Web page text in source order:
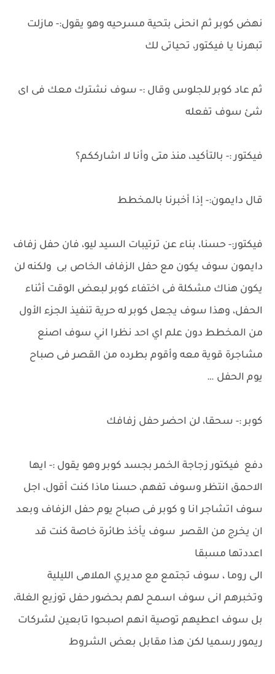
نهض كوبر ثم انحنى بتحية مسرحيه وهو يقول:- مازلت
تبهرنا يا فيكتور، تحياتى لك
ثم عاد كوبر للجلوس وقال :- سوف نشترك معك فى اى
شئ سوف تفعله
فيكتور :- بالتأكيد، منذ متى وأنا لا اشارككم؟
قال دايمون:- إذا أخبرنا بالمخطط
فيكتور:- حسنا، بناء عن ترتيبات السيد ليو، فان حفل زفاف
دايمون سوف يكون مع حفل الزفاف الخاص بى ولكنه لن
يكون هناك مشكلة فى اختفاء كوبر لبعض الوقت أثناء
الحفل، وهذا سوف يجعل كوبر له حرية تنفيذ الجزء الأول
من المخطط دون علم اي احد نظرا اني سوف اصنع
مشاجرة قوية معه وأقوم بطرده من القصر فى صباح
يوم الحفل …
كوبر :- سحقا، لن احضر حفل زفافك
دفع فيكتور زجاجة الخمر بجسد كوبر وهو يقول :- ايها
الاحمق انتظر وسوف تفهم، حسنا ماذا كنت أقول، اجل
سوف اتشاجر انا و كوبر فى صباح يوم حفل الزفاف وبعد
ان يخرج من القصر سوف يأخذ طائرة خاصة كنت قد
اعددتها مسبقا
الى روما ، سوف تجتمع مع مديري الملاهى الليلية
وتخبرهم انى سوف اسمح لهم بحضور حفل توزيع الغلة،
بل سوف اعطيهم توصية انهم اصبحوا تابعين لشركات
ريمور رسميا لكن هذا مقابل بعض الشروط